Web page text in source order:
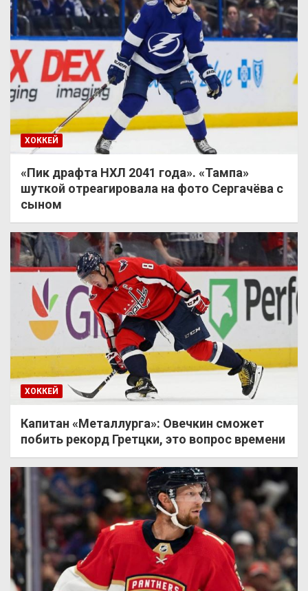
ХОККЕЙ
«Пик драфта НХЛ 2041 года». «Тампа»
шуткой отреагировала на фото Сергачёва с
сыном
ХОККЕЙ
Капитан «Металлурга»: Овечкин сможет
побить рекорд Гретцки, это вопрос времени